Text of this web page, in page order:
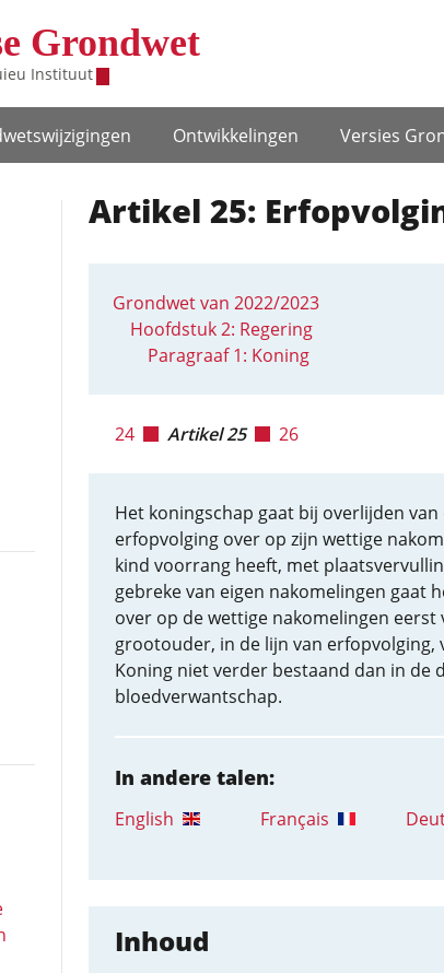
Grondwet
Instituut
Ontwikke­lingen Versies
Artikel 25:
Grondwet van 2022/2023
Hoofdstuk 2: Regering
Paragraaf 1: Koning
24 Artikel 25 26
Het koningschap gaat bij overlijden
erfopvolging over op zijn wettige
kind voorrang heeft, met
gebreke van eigen nakomelingen gaat
over op de wettige nakomelingen eerst
grootouder, in de lijn van erfopvolging,
Koning niet verder bestaand dan in de
bloedverwantschap.
In andere talen:
English Français
Inhoud